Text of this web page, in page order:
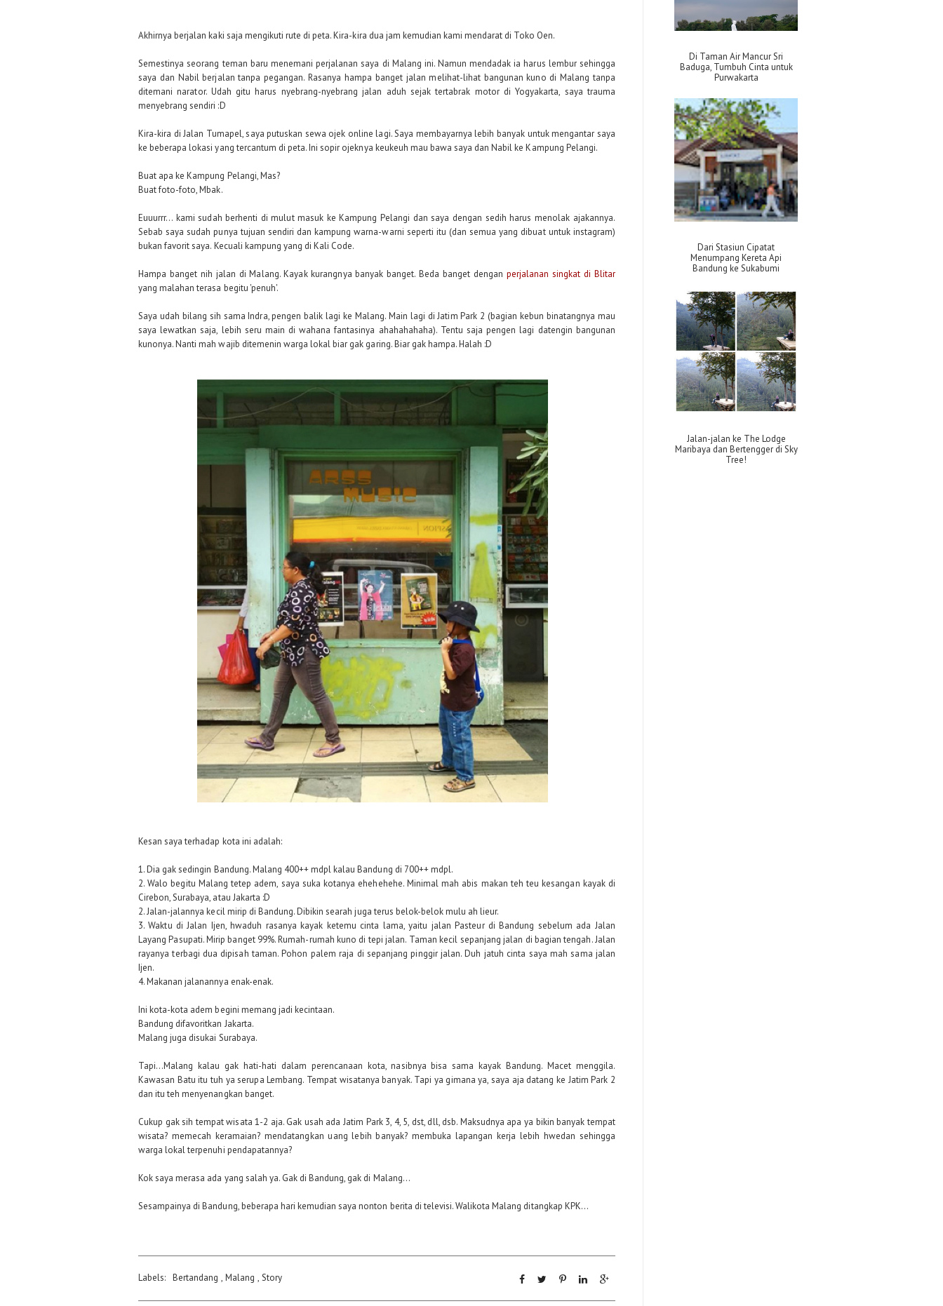
Akhirnya berjalan kaki saja mengikuti rute di peta. Kira-kira dua jam kemudian kami mendarat di Toko Oen.
Semestinya seorang teman baru menemani perjalanan saya di Malang ini. Namun mendadak ia harus lembur sehingga
saya dan Nabil berjalan tanpa pegangan. Rasanya hampa banget jalan melihat-lihat bangunan kuno di Malang tanpa
ditemani narator. Udah gitu harus nyebrang-nyebrang jalan aduh sejak tertabrak motor di Yogyakarta, saya trauma
menyebrang sendiri :D
Kira-kira di Jalan Tumapel, saya putuskan sewa ojek online lagi. Saya membayarnya lebih banyak untuk mengantar saya
ke beberapa lokasi yang tercantum di peta. Ini sopir ojeknya keukeuh mau bawa saya dan Nabil ke Kampung Pelangi.
Buat apa ke Kampung Pelangi, Mas?
Buat foto-foto, Mbak.
Euuurrr... kami sudah berhenti di mulut masuk ke Kampung Pelangi dan saya dengan sedih harus menolak ajakannya.
Sebab saya sudah punya tujuan sendiri dan kampung warna-warni seperti itu (dan semua yang dibuat untuk instagram)
bukan favorit saya. Kecuali kampung yang di Kali Code.
Hampa banget nih jalan di Malang. Kayak kurangnya banyak banget. Beda banget dengan perjalanan singkat di Blitar
yang malahan terasa begitu 'penuh'.
Saya udah bilang sih sama Indra, pengen balik lagi ke Malang. Main lagi di Jatim Park 2 (bagian kebun binatangnya mau
saya lewatkan saja, lebih seru main di wahana fantasinya ahahahahaha). Tentu saja pengen lagi datengin bangunan
kunonya. Nanti mah wajib ditemenin warga lokal biar gak garing. Biar gak hampa. Halah :D
Kesan saya terhadap kota ini adalah:
1. Dia gak sedingin Bandung. Malang 400++ mdpl kalau Bandung di 700++ mdpl.
2. Walo begitu Malang tetep adem, saya suka kotanya ehehehehe. Minimal mah abis makan teh teu kesangan kayak di
Cirebon, Surabaya, atau Jakarta :D
2. Jalan-jalannya kecil mirip di Bandung. Dibikin searah juga terus belok-belok mulu ah lieur.
3. Waktu di Jalan Ijen, hwaduh rasanya kayak ketemu cinta lama, yaitu jalan Pasteur di Bandung sebelum ada Jalan
Layang Pasupati. Mirip banget 99%. Rumah-rumah kuno di tepi jalan. Taman kecil sepanjang jalan di bagian tengah. Jalan
rayanya terbagi dua dipisah taman. Pohon palem raja di sepanjang pinggir jalan. Duh jatuh cinta saya mah sama jalan
Ijen.
4. Makanan jalanannya enak-enak.
Ini kota-kota adem begini memang jadi kecintaan.
Bandung difavoritkan Jakarta.
Malang juga disukai Surabaya.
Tapi...Malang kalau gak hati-hati dalam perencanaan kota, nasibnya bisa sama kayak Bandung. Macet menggila.
Kawasan Batu itu tuh ya serupa Lembang. Tempat wisatanya banyak. Tapi ya gimana ya, saya aja datang ke Jatim Park 2
dan itu teh menyenangkan banget.
Cukup gak sih tempat wisata 1-2 aja. Gak usah ada Jatim Park 3, 4, 5, dst, dll, dsb. Maksudnya apa ya bikin banyak tempat
wisata? memecah keramaian? mendatangkan uang lebih banyak? membuka lapangan kerja lebih hwedan sehingga
warga lokal terpenuhi pendapatannya?
Kok saya merasa ada yang salah ya. Gak di Bandung, gak di Malang...
Sesampainya di Bandung, beberapa hari kemudian saya nonton berita di televisi. Walikota Malang ditangkap KPK...
Labels: Bertandang , Malang , Story
Di Taman Air Mancur Sri
Baduga, Tumbuh Cinta untuk
Purwakarta
Dari Stasiun Cipatat
Menumpang Kereta Api
Bandung ke Sukabumi
Jalan-jalan ke The Lodge
Maribaya dan Bertengger di Sky
Tree!